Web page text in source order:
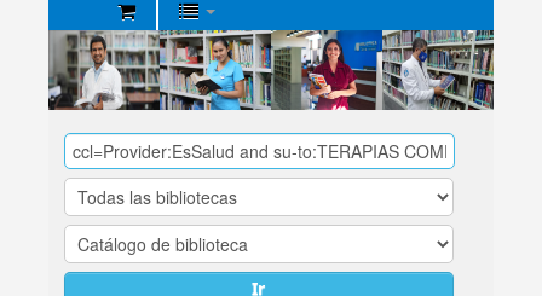
Biblioteca
Central
EsSalud
Ir